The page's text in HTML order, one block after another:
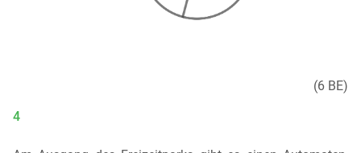
(6 BE)
4